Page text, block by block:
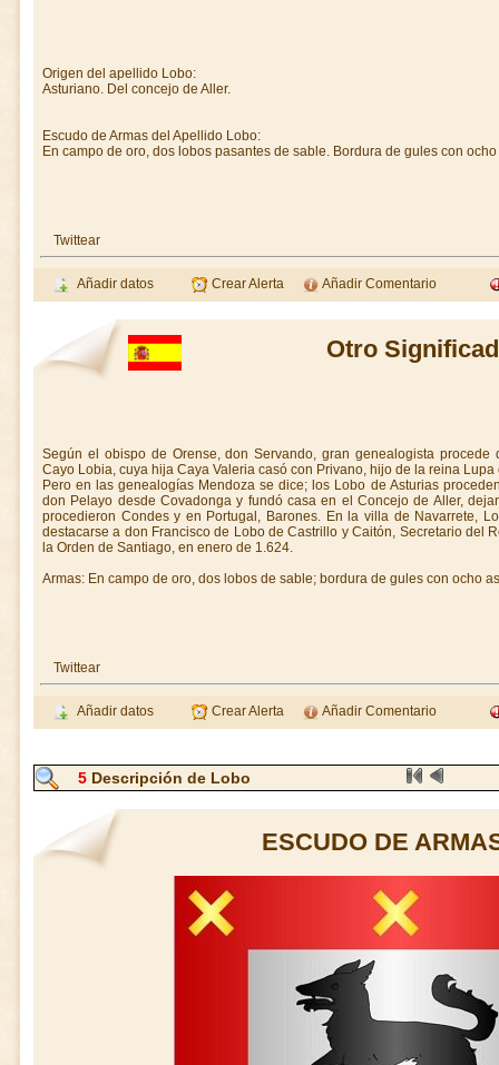
Origen del apellido Lobo:
Asturiano. Del concejo de Aller.
Escudo de Armas del Apellido Lobo:
En campo de oro, dos lobos pasantes de sable. Bordura de gules con
Twittear
Añadir datos Crear Alerta Añadir Comentario
Otro
Según el obispo de Orense, don Servando, gran genealogista
Cayo Lobia, cuya hija Caya Valeria casó con Privano, hijo de la reina Lupa
Pero en las genealogías Mendoza se dice; los Lobo de Asturias
don Pelayo desde Covadonga y fundó casa en el Concejo de Aller,
procedieron Condes y en Portugal, Barones. En la villa de Navarrete,
destacarse a don Francisco de Lobo de Castrillo y Caitón, Secretario del
la Orden de Santiago, en enero de 1.624.
Armas: En campo de oro, dos lobos de sable; bordura de gules con ocho
Twittear
Añadir datos Crear Alerta Añadir Comentario
5Descripción de Lobo
ESCUDO DE